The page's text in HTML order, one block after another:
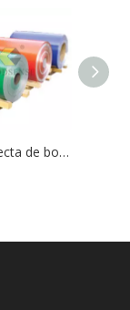
Fábrica directa de bobinas de aluminio recubiertas de Goodsense Egypt